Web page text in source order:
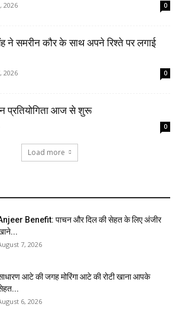
2026 0
ने समरीन कौर के साथ अपने रिश्ते पर लगाई
2026 0
प्रतियोगिता आज से शुरू
0
Load more
Benefit: पाचन और दिल की सेहत के लिए अंजीर
7, 2026
आटे की जगह मोरिंगा आटे की रोटी खाना आपके
6, 2026